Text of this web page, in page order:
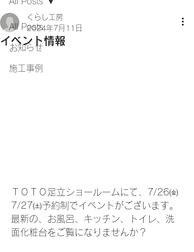
All Posts
お知らせ
施工事例
イベント情報
くらし工房
2024年7月11日
ＴＯＴＯ足立ショールームにて、7/26㈮
7/27㈯予約制でイベントがございます。
最新の、お風呂、キッチン、トイレ、洗
面化粧台をご覧になりませんか？